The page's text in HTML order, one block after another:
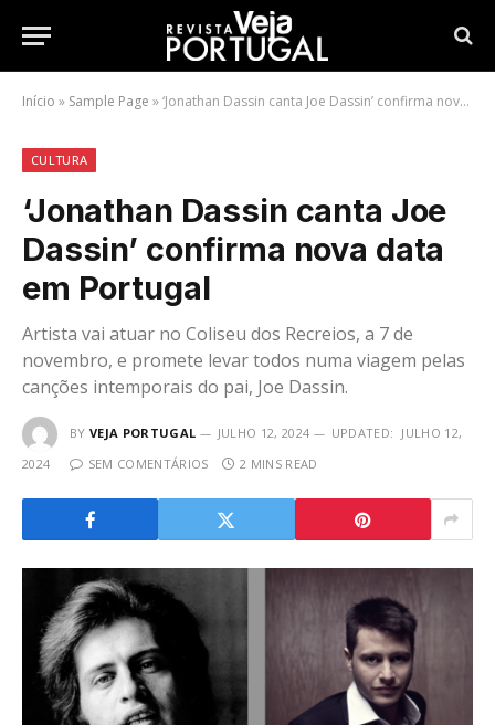
Início » Sample Page »‘Jonathan Dassin canta Joe Dassin’ confirma nova data em Portugal
CULTURA
‘Jonathan Dassin canta Joe
Dassin’ confirma nova data
em Portugal
Artista vai atuar no Coliseu dos Recreios, a 7 de
novembro, e promete levar todos numa viagem pelas
canções intemporais do pai, Joe Dassin.
BY VEJA PORTUGAL JULHO 12, 2024 UPDATED: JULHO 12,
2024
SEM COMENTÁRIOS 2 MINS READ